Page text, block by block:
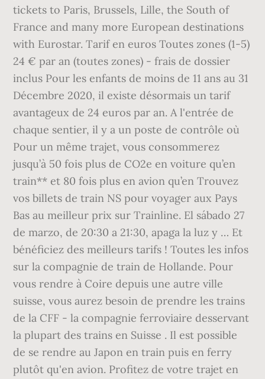
tickets to Paris, Brussels, Lille, the South of
France and many more European destinations
with Eurostar. Tarif en euros Toutes zones (1-5)
24 € par an (toutes zones) - frais de dossier
inclus Pour les enfants de moins de 11 ans au 31
Décembre 2020, il existe désormais un tarif
avantageux de 24 euros par an. A l'entrée de
chaque sentier, il y a un poste de contrôle où
Pour un même trajet, vous consommerez
jusqu’à 50 fois plus de CO2e en voiture qu’en
train** et 80 fois plus en avion qu’en Trouvez
vos billets de train NS pour voyager aux Pays
Bas au meilleur prix sur Trainline. El sábado 27
de marzo, de 20:30 a 21:30, apaga la luz y … Et
bénéficiez des meilleurs tarifs ! Toutes les infos
sur la compagnie de train de Hollande. Pour
vous rendre à Coire depuis une autre ville
suisse, vous aurez besoin de prendre les trains
de la CFF - la compagnie ferroviaire desservant
la plupart des trains en Suisse . Il est possible
de se rendre au Japon en train puis en ferry
plutôt qu'en avion. Profitez de votre trajet en